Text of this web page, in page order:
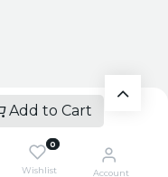
Add to Cart
0
Wishlist Account
Vertrouwelijkheid
0471.695.162